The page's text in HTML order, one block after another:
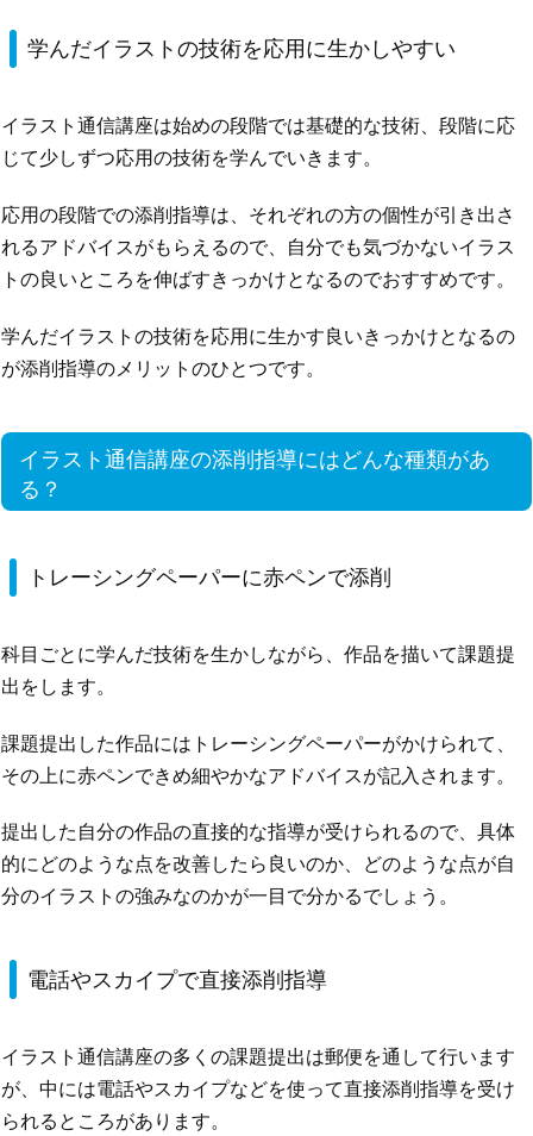
学んだイラストの技術を応用に生かしやすい
イラスト通信講座は始めの段階では基礎的な技術、段階に応
じて少しずつ応用の技術を学んでいきます。
応用の段階での添削指導は、それぞれの方の個性が引き出さ
れるアドバイスがもらえるので、自分でも気づかないイラス
トの良いところを伸ばすきっかけとなるのでおすすめです。
学んだイラストの技術を応用に生かす良いきっかけとなるの
が添削指導のメリットのひとつです。
イラスト通信講座の添削指導にはどんな種類があ
る？
トレーシングペーパーに赤ペンで添削
科目ごとに学んだ技術を生かしながら、作品を描いて課題提
出をします。
課題提出した作品にはトレーシングペーパーがかけられて、
その上に赤ペンできめ細やかなアドバイスが記入されます。
提出した自分の作品の直接的な指導が受けられるので、具体
的にどのような点を改善したら良いのか、どのような点が自
分のイラストの強みなのかが一目で分かるでしょう。
電話やスカイプで直接添削指導
イラスト通信講座の多くの課題提出は郵便を通して行います
が、中には電話やスカイプなどを使って直接添削指導を受け
られるところがあります。